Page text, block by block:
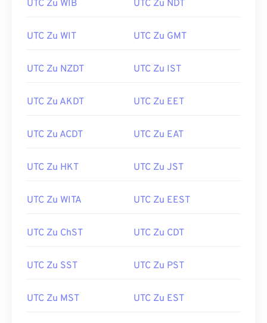
UTC Zu WIB UTC Zu NDT
UTC Zu WIT UTC Zu GMT
UTC Zu NZDT UTC Zu IST
UTC Zu AKDT UTC Zu EET
UTC Zu ACDT UTC Zu EAT
UTC Zu HKT UTC Zu JST
UTC Zu WITA UTC Zu EEST
UTC Zu ChST UTC Zu CDT
UTC Zu SST UTC Zu PST
UTC Zu MST UTC Zu EST